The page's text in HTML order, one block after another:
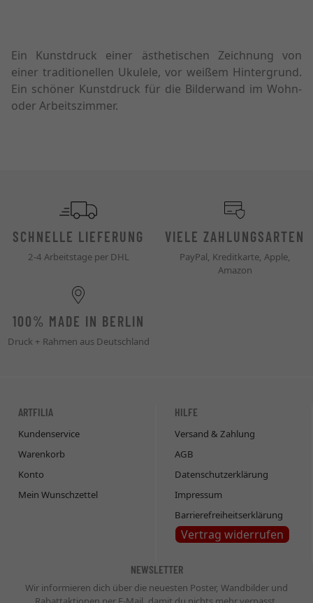
Ein Kunstdruck einer ästhetischen Zeichnung von
einer traditionellen Ukulele, vor weißem Hintergrund.
Ein schöner Kunstdruck für die Bilderwand im Wohn-
oder Arbeitszimmer.
SCHNELLE LIEFERUNG
2-4 Arbeitstage per DHL
VIELE ZAHLUNGSARTEN
PayPal, Kreditkarte, Apple,
Amazon
100% MADE IN BERLIN
Druck + Rahmen aus Deutschland
ARTFILIA
Kundenservice
Warenkorb
Konto
Mein Wunschzettel
HILFE
Versand & Zahlung
AGB
Datenschutzerklärung
Impressum
Barrierefreiheitserklärung
Vertrag widerrufen
NEWSLETTER
Wir informieren dich über die neuesten Poster, Wandbilder und